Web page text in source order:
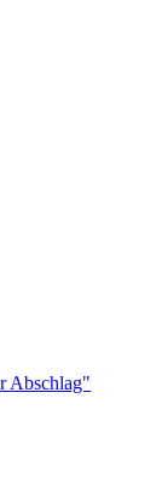
Abschlag"